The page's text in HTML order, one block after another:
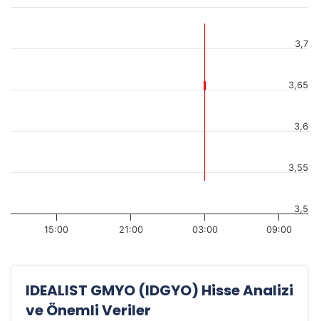
15:00 21:00 03:00 09:00
3,5
3,55
3,6
3,65
3,7
IDEALIST GMYO (IDGYO) Hisse Analizi
ve Önemli Veriler